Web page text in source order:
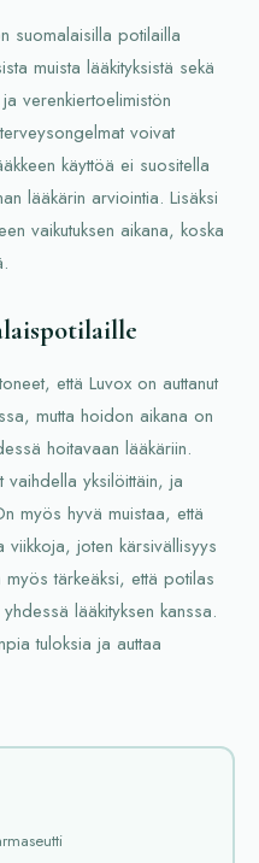
suomalaisilla potilailla
muista lääkityksistä sekä
verenkiertoelimistön
voivat
käyttöä ei suositella
lääkärin arviointia. Lisäksi
vaikutuksen aikana, koska
että Luvox on auttanut
mutta hoidon aikana on
hoitavaan lääkäriin.
vaihdella yksilöittäin, ja
myös hyvä muistaa, että
viikkoja, joten kärsivällisyys
tärkeäksi, että potilas
lääkityksen kanssa.
tuloksia ja auttaa